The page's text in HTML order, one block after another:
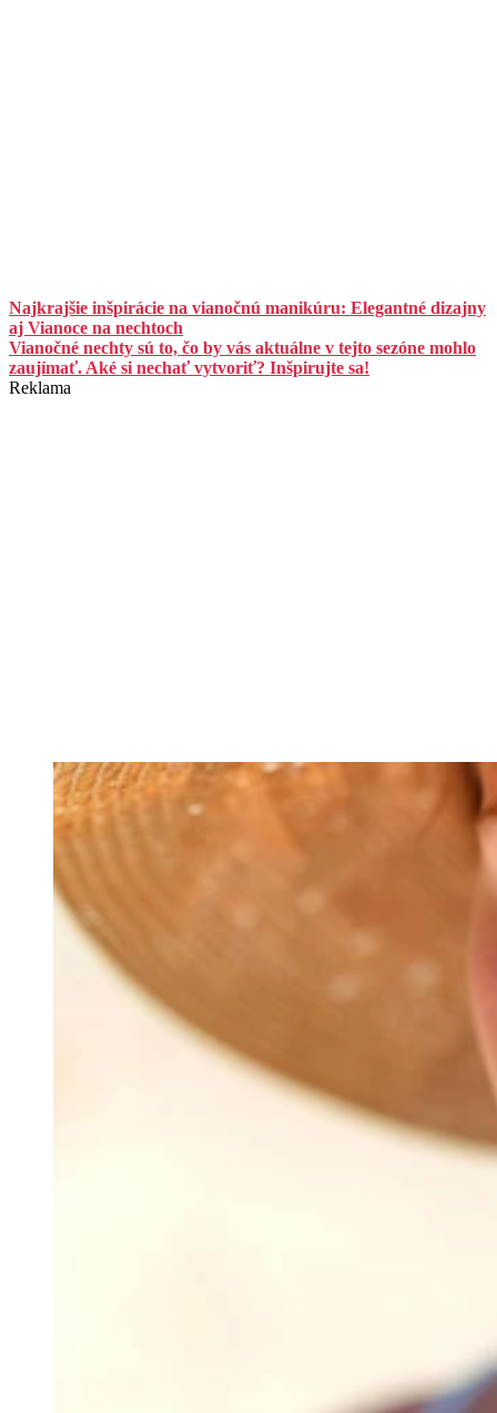
Najkrajšie inšpirácie na vianočnú manikúru: Elegantné dizajny
aj Vianoce na nechtoch
Vianočné nechty sú to, čo by vás aktuálne v tejto sezóne mohlo
zaujímať. Aké si nechať vytvoriť? Inšpirujte sa!
Reklama